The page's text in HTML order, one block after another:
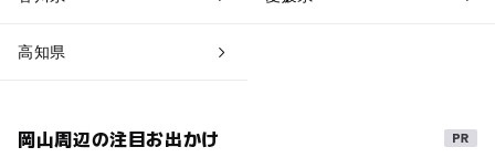
高知県
岡山周辺の注目お出かけ